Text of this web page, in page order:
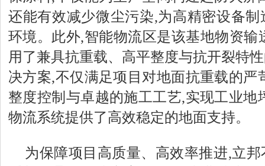
还能有效减少微尘污染,为高精密设备
环境。此外,智能物流区是该基地物资输
用了兼具抗重载、高平整度与抗开裂特
决方案,不仅满足项目对地面抗重载的严
整度控制与卓越的施工工艺,实现工业地
物流系统提供了高效稳定的地面支持。
为保障项目高质量、高效率推进,立